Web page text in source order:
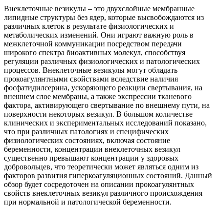
Внеклеточные везикулы – это двухслойные мембранные
липидные структуры без ядер, которые высвобождаются из
различных клеток в результате физиологических и
метаболических изменений. Они играют важную роль в
межклеточной коммуникации посредством передачи
широкого спектра биоактивных молекул, способствуя
регуляции различных физиологических и патологических
процессов. Внеклеточные везикулы могут обладать
прокоагулянтными свойствами вследствие наличия
фосфатидилсерина, ускоряющего реакции свертывания, на
внешнем слое мембраны, а также экспрессии тканевого
фактора, активирующего свертывание по внешнему пути, на
поверхности некоторых везикул. В большом количестве
клинических и экспериментальных исследований показано,
что при различных патологиях и специфических
физиологических состояниях, включая состояние
беременности, концентрации внеклеточных везикул
существенно превышают концентрации у здоровых
добровольцев, что теоретически может являться одним из
факторов развития гиперкоагуляционных состояний. Данный
обзор будет сосредоточен на описании прокоагулянтных
свойств внеклеточных везикул различного происхождения
при нормальной и патологической беременности.